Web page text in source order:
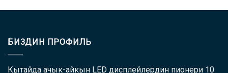
БИЗДИН ПРОФИЛЬ
Кытайда ачык-айкын LED дисплейлердин пионери 10